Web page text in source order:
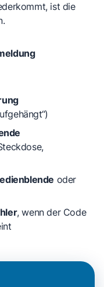
ist die
oder
, wenn der Code